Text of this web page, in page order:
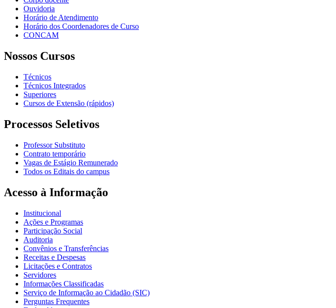
Ouvidoria
Horário de Atendimento
Horário dos Coordenadores de Curso
CONCAM
Nossos Cursos
Técnicos
Técnicos Integrados
Superiores
Cursos de Extensão (rápidos)
Processos Seletivos
Professor Substituto
Contrato temporário
Vagas de Estágio Remunerado
Todos os Editais do campus
Acesso à Informação
Institucional
Ações e Programas
Participação Social
Auditoria
Convênios e Transferências
Receitas e Despesas
Licitações e Contratos
Servidores
Informações Classificadas
Serviço de Informação ao Cidadão (SIC)
Perguntas Frequentes